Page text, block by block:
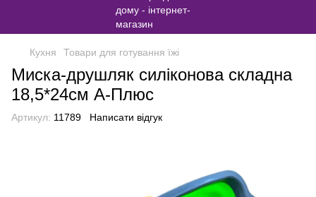
Кухня Товари для готування їжі
Миска-друшляк силіконова складна
18,5*24см А-Плюс
Артикул: 11789 Написати відгук